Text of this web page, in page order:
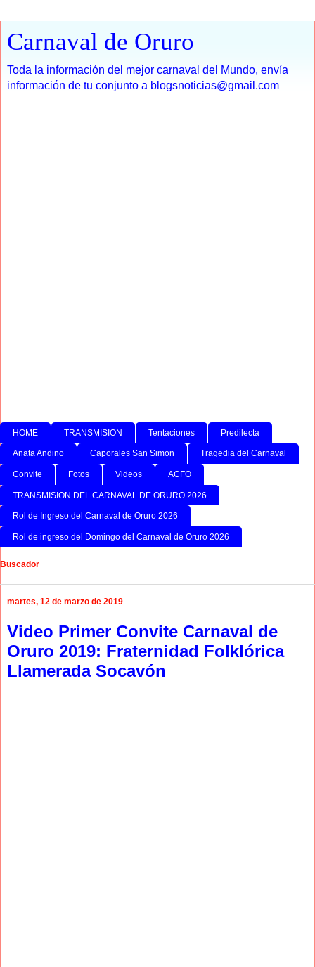
Carnaval de Oruro
Toda la información del mejor carnaval del Mundo, envía
información de tu conjunto a blogsnoticias@gmail.com
HOME TRANSMISION Tentaciones Predilecta
Anata Andino Caporales San Simon Tragedia del Carnaval
Convite Fotos Videos ACFO
TRANSMISION DEL CARNAVAL DE ORURO 2026
Rol de Ingreso del Carnaval de Oruro 2026
Rol de ingreso del Domingo del Carnaval de Oruro 2026
Buscador
martes, 12 de marzo de 2019
Video Primer Convite Carnaval de
Oruro 2019: Fraternidad Folklórica
Llamerada Socavón